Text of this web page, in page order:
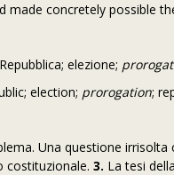
made concretely possible
elezione;
election; prorogation;
Una questione
costituzionale.3. La tesi